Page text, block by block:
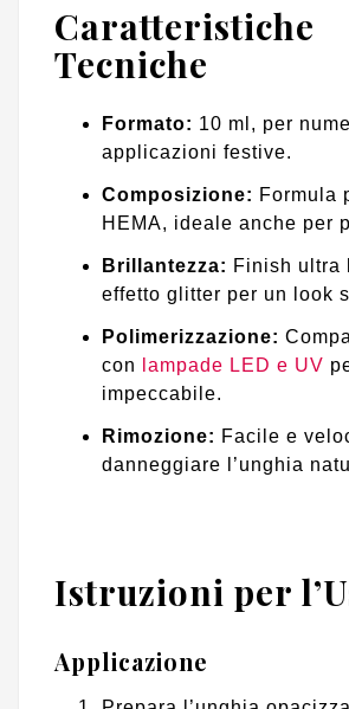
Caratteristiche
Tecniche
Formato: 10 ml, per
applicazioni festive.
Composizione: Formula
HEMA, ideale anche per
Brillantezza: Finish ultra
effetto glitter per un look
Polimerizzazione:
con
lampade LED e UV
impeccabile.
Rimozione: Facile e
danneggiare l’unghia
Istruzioni per
Applicazione